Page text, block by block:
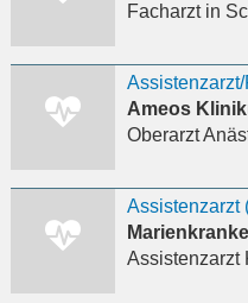
Facharztin
Ameos
Oberarzt
Assistenzarzt
Assistenzarzt